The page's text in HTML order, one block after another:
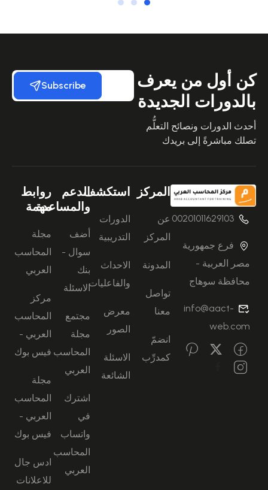
كن أول من يعرف
بالدورات الجديدة
أحدث الدورات ونصائح التعلُّم
تصلك مباشرةً إلى بريدك
Subscribe
00201011629103
فرع جمهورية
مصر العربية -
محافظة سوهاج
info@aact-
web.com
المركز
عن
المركز
المدونة
تواصل
معنا
انضمّ
كمدرِّب
استكشف
الدورات
التدريبية
الاحداث
والفاعليات
معرض
الصور
الاسئلة
الشائعة
الدعم
والمساعدة
أضف
سوال -
بنك
الاسئلة
مجتمع
مجلة
المحاسب
العربي
اشترك
في
واتساب
المحاسب
العربي
روابط
مهمة
مجلة
المحاسب
العربي
مركز
المحاسب
العربي -
فيس بوك
مجلة
المحاسب
العربي -
فيس بوك
ادس جال
للاعلانات